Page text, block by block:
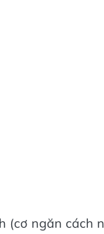
(cơ ngăn cách